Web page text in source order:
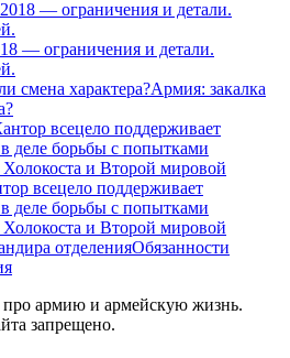
— ограничения и детали.
Армия: закалка
всецело поддерживает
деле борьбы с попытками
и Второй мировой
Обязанности
армию и армейскую жизнь.
запрещено.